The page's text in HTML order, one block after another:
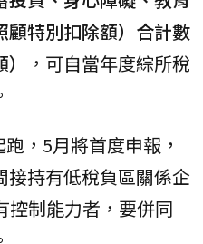
顧特別扣除額）合計數
，可自當年度綜所稅
，5月將首度申報，
持有低稅負區關係企
控制能力者，要併同